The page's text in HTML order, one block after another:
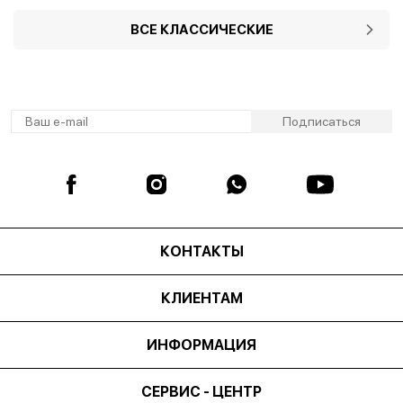
ВСЕ КЛАССИЧЕСКИЕ
КОНТАКТЫ
КЛИЕНТАМ
ИНФОРМАЦИЯ
СЕРВИС - ЦЕНТР